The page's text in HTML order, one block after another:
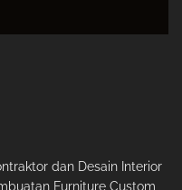
dan Desain Interior
Furniture Custom